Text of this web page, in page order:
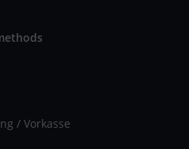
/ Vorkasse